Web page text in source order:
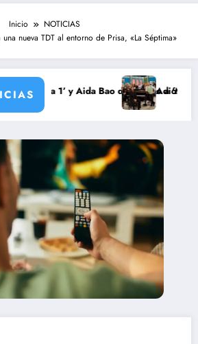
Inicio
NOTICIAS
nueva TDT al entorno de Prisa, «La Séptima»
Aida Bao da el salto a ‘Mañaneros 360’
Adiós a ‘Cine de